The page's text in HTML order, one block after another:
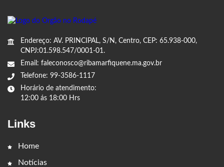
Endereço: AV. PRINCIPAL, S/N, Centro, CEP: 65.938-000,
CNPJ:01.598.547/0001-01.
Email: faleconosco@ribamarfiquene.ma.gov.br
Telefone: 99-3586-1117
Horário de atendimento:
12:00 ás 18:00 Hrs
Links
Home
Notícias